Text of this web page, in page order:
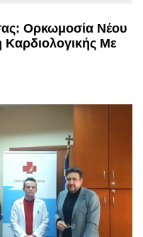
Ορκωμοσία Νέου
Με